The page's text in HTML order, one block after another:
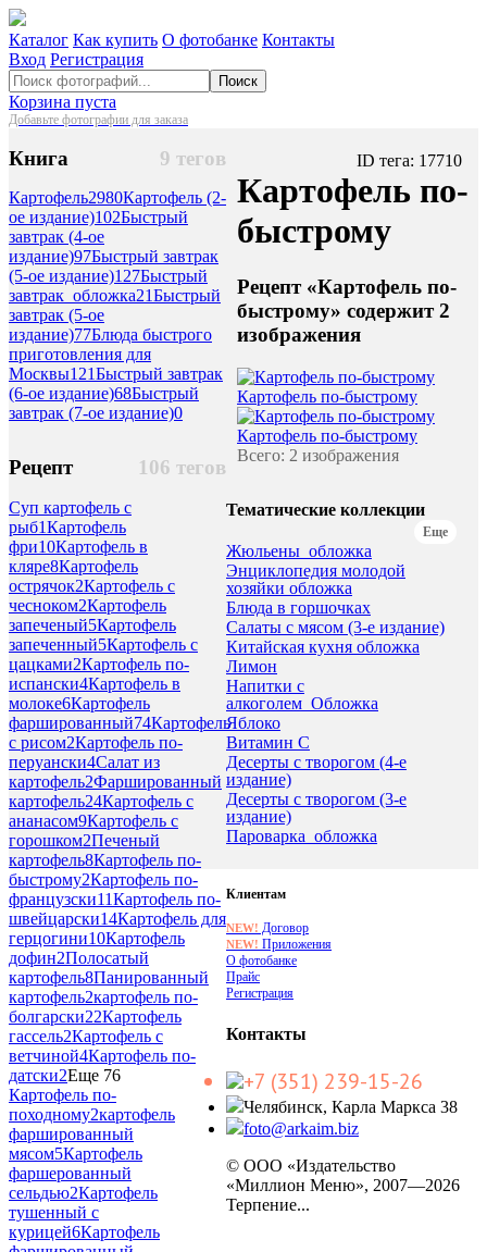
Каталог Как купить О фотобанке Контакты
Вход Регистрация
Поиск
Корзина пуста
Добавьте фотографии для заказа
9 тегов
Книга
Картофель2980Картофель (2-
ое издание)102Быстрый
завтрак (4-ое
издание)97Быстрый завтрак
(5-ое издание)127Быстрый
завтрак_обложка21Быстрый
завтрак (5-ое
издание)77Блюда быстрого
приготовления для
Москвы121Быстрый завтрак
(6-ое издание)68Быстрый
завтрак (7-ое издание)0
106 тегов
Рецепт
Суп картофель с
рыб1Картофель
фри10Картофель в
кляре8Картофель
острячок2Картофель с
чесноком2Картофель
запеченый5Картофель
запеченный5Картофель с
цацками2Картофель по-
испански4Картофель в
молоке6Картофель
фаршированный74Картофель
с рисом2Картофель по-
перуански4Салат из
картофель2Фаршированный
картофель24Картофель с
ананасом9Картофель с
горошком2Печеный
картофель8Картофель по-
быстрому2Картофель по-
французски11Картофель по-
швейцарски14Картофель для
герцогини10Картофель
дофин2Полосатый
картофель8Панированный
картофель2картофель по-
болгарски22Картофель
гассель2Картофель с
ветчиной4Картофель по-
датски2Еще 76
Картофель по-
походному2картофель
фаршированный
мясом5Картофель
фаршерованный
сельдью2Картофель
тушенный с
курицей6Картофель
ID тега: 17710
Картофель по-
быстрому
Рецепт «Картофель по-
быстрому» содержит 2
изображения
Картофель по-быстрому
Картофель по-быстрому
Всего: 2 изображения
Тематические коллекции
Еще
Жюльены_обложка
Энциклопедия молодой
хозяйки обложка
Блюда в горшочках
Салаты с мясом (3-е издание)
Китайская кухня обложка
Лимон
Напитки с
алкоголем_Обложка
Яблоко
Витамин С
Десерты с творогом (4-е
издание)
Десерты с творогом (3-е
издание)
Пароварка_обложка
Клиентам
NEW! Договор
NEW! Приложения
О фотобанке
Прайс
Регистрация
Контакты
+7 (351) 239-15-26
Челябинск, Карла Маркса 38
foto@arkaim.biz
© ООО «Издательство
«Миллион Меню», 2007—2026
Терпение...